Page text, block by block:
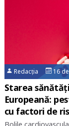
Redacția 16
Starea
Europeană:
cu factori de